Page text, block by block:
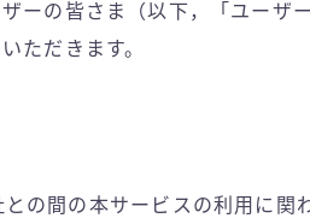
ーの皆さま（以下，「ユーザ
ただきます。
の間の本サービスの利用に関